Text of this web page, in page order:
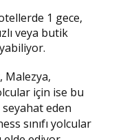
1 gece,
veya butik
Malezya,
için ise bu
eden
sınıfı yolcular